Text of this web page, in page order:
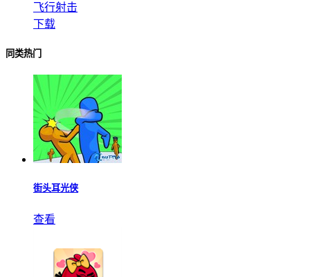
飞行射击
下载
同类热门
街头耳光侠
查看